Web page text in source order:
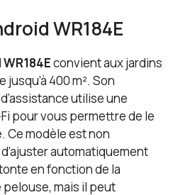
WR184E
convient aux jardins
400 m². Son
utilise une
pour vous permettre de le
Ce modèle est non
automatiquement
en fonction de la
mais il peut